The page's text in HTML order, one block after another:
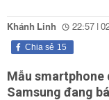
Khánh Linh 22:57 |
15
Chia sẻ
Mẫu smartphone
Samsung đang